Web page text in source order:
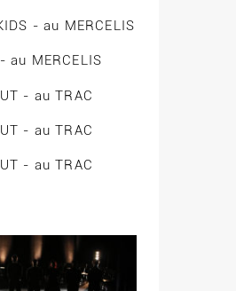
- au MERCELIS
au MERCELIS
- au TRAC
- au TRAC
- au TRAC